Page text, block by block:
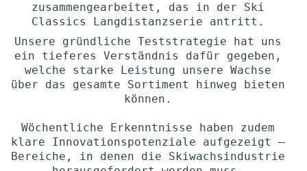
zusammengearbeitet, das in der Ski
Classics Langdistanzserie antritt.
Unsere gründliche Teststrategie hat uns
ein tieferes Verständnis dafür gegeben,
welche starke Leistung unsere Wachse
über das gesamte Sortiment hinweg bieten
können.
Wöchentliche Erkenntnisse haben zudem
klare Innovationspotenziale aufgezeigt –
Bereiche, in denen die Skiwachsindustrie